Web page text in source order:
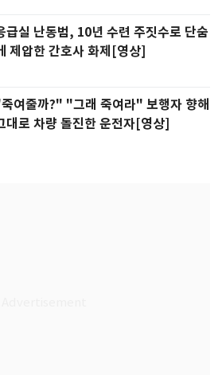
급실 난동범, 10년 수련 주짓수로 단숨
제압한 간호사 화제[영상]
여줄까?" "그래 죽여라" 보행자 향해
대로 차량 돌진한 운전자[영상]